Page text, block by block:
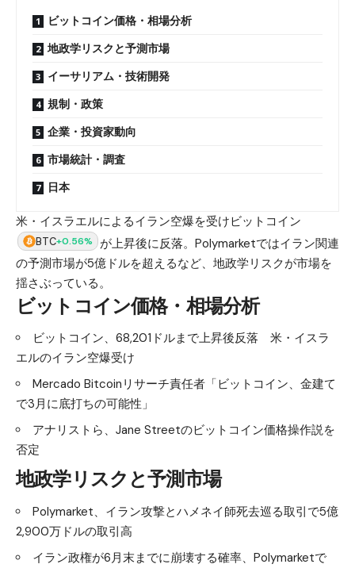
ビットコイン価格・相場分析
地政学リスクと予測市場
イーサリアム・技術開発
規制・政策
企業・投資家動向
市場統計・調査
日本
米・イスラエルによるイラン空爆を受けビットコイン
BTC+0.56%
が上昇後に反落。Polymarketではイラン関連
の予測市場が5億ドルを超えるなど、地政学リスクが市場を
揺さぶっている。
ビットコイン価格・相場分析
ビットコイン、68,201ドルまで上昇後反落 米・イスラ
エルのイラン空爆受け
Mercado Bitcoinリサーチ責任者「ビットコイン、金建て
で3月に底打ちの可能性」
アナリストら、Jane Streetのビットコイン価格操作説を
否定
地政学リスクと予測市場
Polymarket、イラン攻撃とハメネイ師死去巡る取引で5億
2,900万ドルの取引高
イラン政権が6月末までに崩壊する確率、Polymarketで